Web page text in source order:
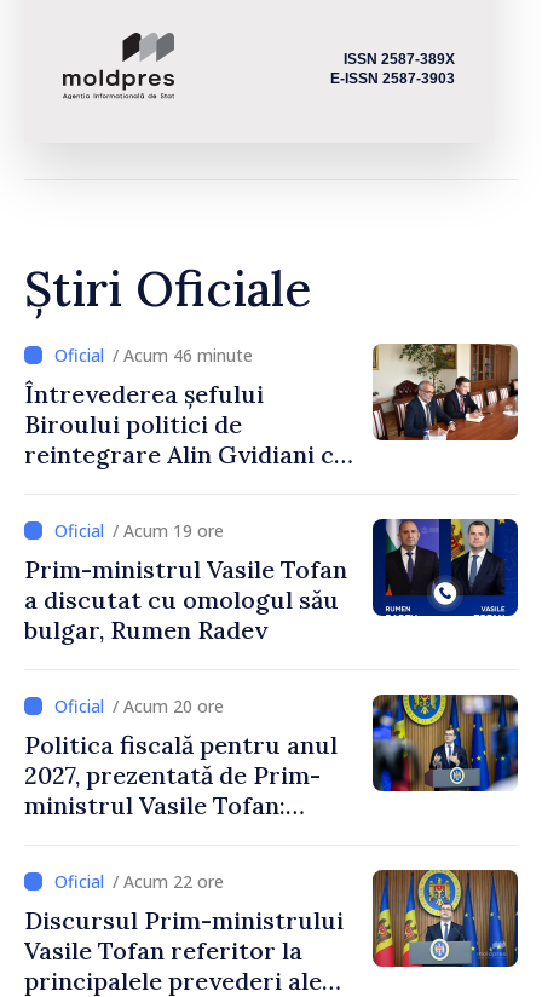
ISSN 2587-389X
E-ISSN 2587-3903
Știri Oficiale
/ Acum 46 minute
Întrevederea șefului
Biroului politici de
reintegrare Alin Gvidiani cu
Comitetului Internațional al
Crucii Roșii în Moldova
/ Acum 19 ore
Prim-ministrul Vasile Tofan
a discutat cu omologul său
bulgar, Rumen Radev
/ Acum 20 ore
Politica fiscală pentru anul
2027, prezentată de Prim-
ministrul Vasile Tofan:
stimularea investițiilor și o
taxare mai echitabilă
/ Acum 22 ore
Discursul Prim-ministrului
Vasile Tofan referitor la
principalele prevederi ale